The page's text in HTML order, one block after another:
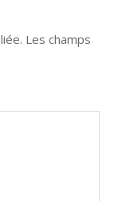
Les champs